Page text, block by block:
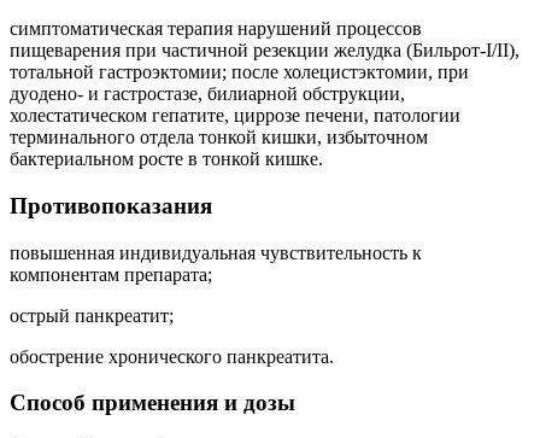
симптоматическая терапия нарушений процессов
пищеварения при частичной резекции желудка (Бильрот-I/II),
тотальной гастроэктомии; после холецистэктомии, при
дуодено- и гастростазе, билиарной обструкции,
холестатическом гепатите, циррозе печени, патологии
терминального отдела тонкой кишки, избыточном
бактериальном росте в тонкой кишке.
Противопоказания
повышенная индивидуальная чувствительность к
компонентам препарата;
острый панкреатит;
обострение хронического панкреатита.
Способ применения и дозы